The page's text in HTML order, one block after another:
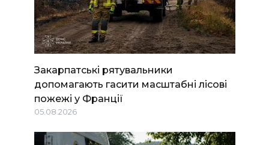
Закарпатські рятувальники
допомагають гасити масштабні лісові
пожежі у Франції
05.08.2026